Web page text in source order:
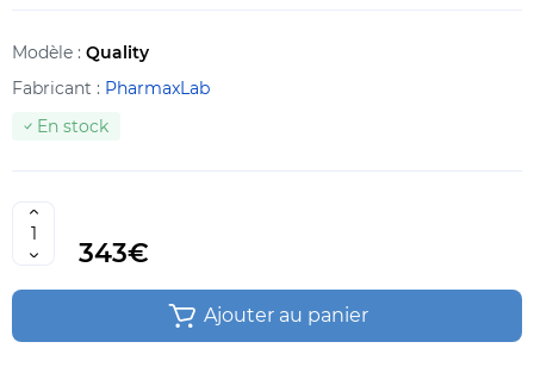
Modèle : Quality
Fabricant : PharmaxLab
En stock
343€
Ajouter au panier